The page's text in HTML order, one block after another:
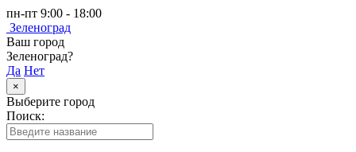
пн-пт 9:00 - 18:00
Зеленоград
Ваш город
Зеленоград?
Да Нет
×
Выберите город
Поиск: